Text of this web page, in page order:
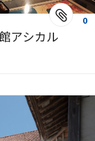
0
アシカル